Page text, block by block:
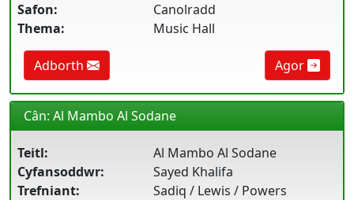
Safon:
Canolradd
Thema:
Music Hall
Adborth Agor
Cân: Al Mambo Al Sodane
Teitl:
Al Mambo Al Sodane
Cyfansoddwr:
Sayed Khalifa
Trefniant:
Sadiq / Lewis / Powers